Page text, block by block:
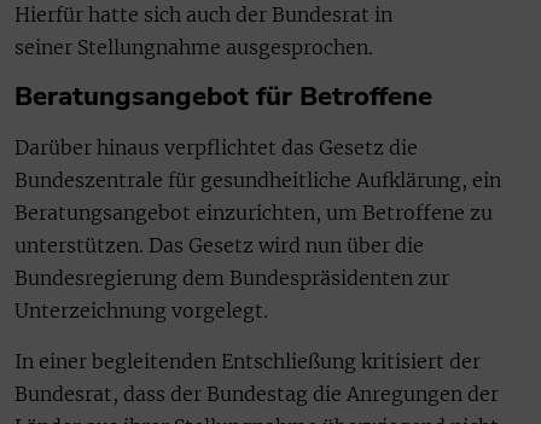
Hierfür hatte sich auch der Bundesrat in
seiner Stellungnahme ausgesprochen.
Beratungsangebot für Betroffene
Darüber hinaus verpflichtet das Gesetz die
Bundeszentrale für gesundheitliche Aufklärung, ein
Beratungsangebot einzurichten, um Betroffene zu
unterstützen. Das Gesetz wird nun über die
Bundesregierung dem Bundespräsidenten zur
Unterzeichnung vorgelegt.
In einer begleitenden Entschließung kritisiert der
Bundesrat, dass der Bundestag die Anregungen der